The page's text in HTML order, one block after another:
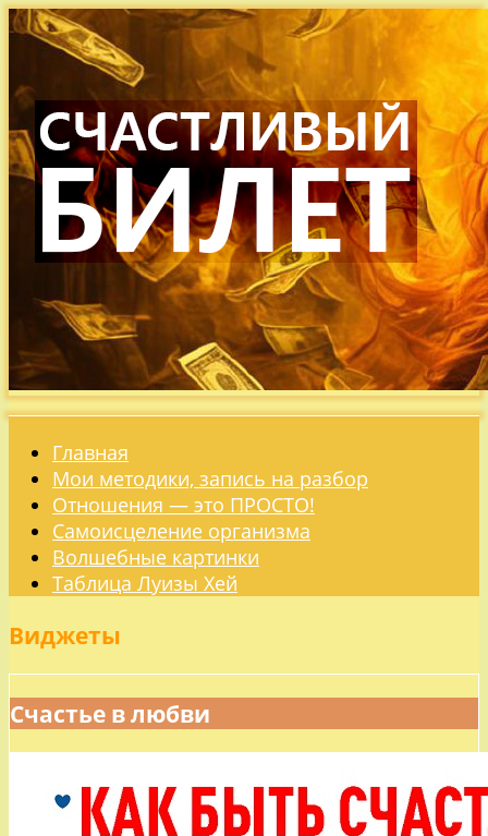
Главная
Мои методики, запись на разбор
Отношения — это ПРОСТО!
Самоисцеление организма
Волшебные картинки
Таблица Луизы Хей
Виджеты
Счастье в любви